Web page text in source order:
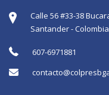
Calle 56 #33-38
Santander - Colombia
607-6971881